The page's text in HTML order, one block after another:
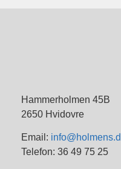
Hammerholmen 45B
2650 Hvidovre
Email:
Telefon: 36 49 75 25